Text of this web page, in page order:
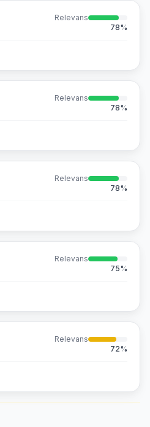
Relevans
78%
Relevans
78%
Relevans
78%
Relevans
75%
Relevans
72%